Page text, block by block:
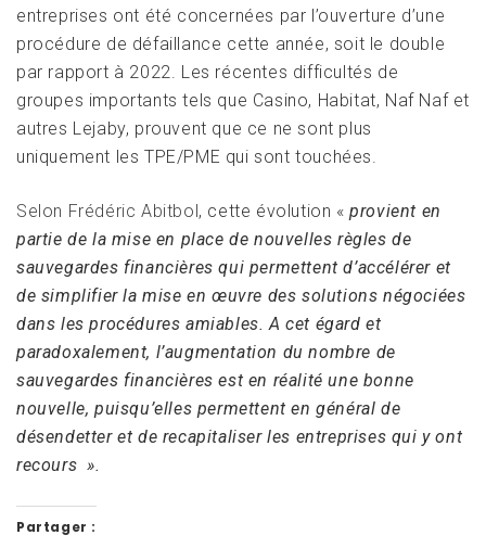
entreprises ont été concernées par l’ouverture d’une
procédure de défaillance cette année, soit le double
par rapport à 2022. Les récentes difficultés de
groupes importants tels que Casino, Habitat, Naf Naf et
autres Lejaby, prouvent que ce ne sont plus
uniquement les TPE/PME qui sont touchées.
Selon Frédéric Abitbol , cette évolution «provient en
partie de la mise en place de nouvelles règles de
sauvegardes financières qui permettent d’accélérer et
de simplifier la mise en œuvre des solutions négociées
dans les procédures amiables. A cet égard et
paradoxalement, l’augmentation du nombre de
sauvegardes financières est en réalité une bonne
nouvelle, puisqu’elles permettent en général de
désendetter et de recapitaliser les entreprises qui y ont
recours ».
Partager :